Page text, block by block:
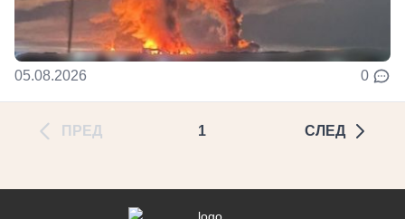
05.08.2026 0
ПРЕД 1 СЛЕД